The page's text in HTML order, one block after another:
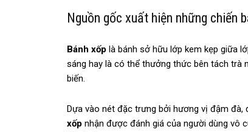
Nguồn gốc xuất hiện những chiến
Bánh xốp là bánh sở hữu lớp kem kẹp giữa
sáng hay là có thể thưởng thức bên tách trà
biến.
Dựa vào nét đặc trưng bởi hương vị đậm
xốp nhận được đánh giá của người dùng vô